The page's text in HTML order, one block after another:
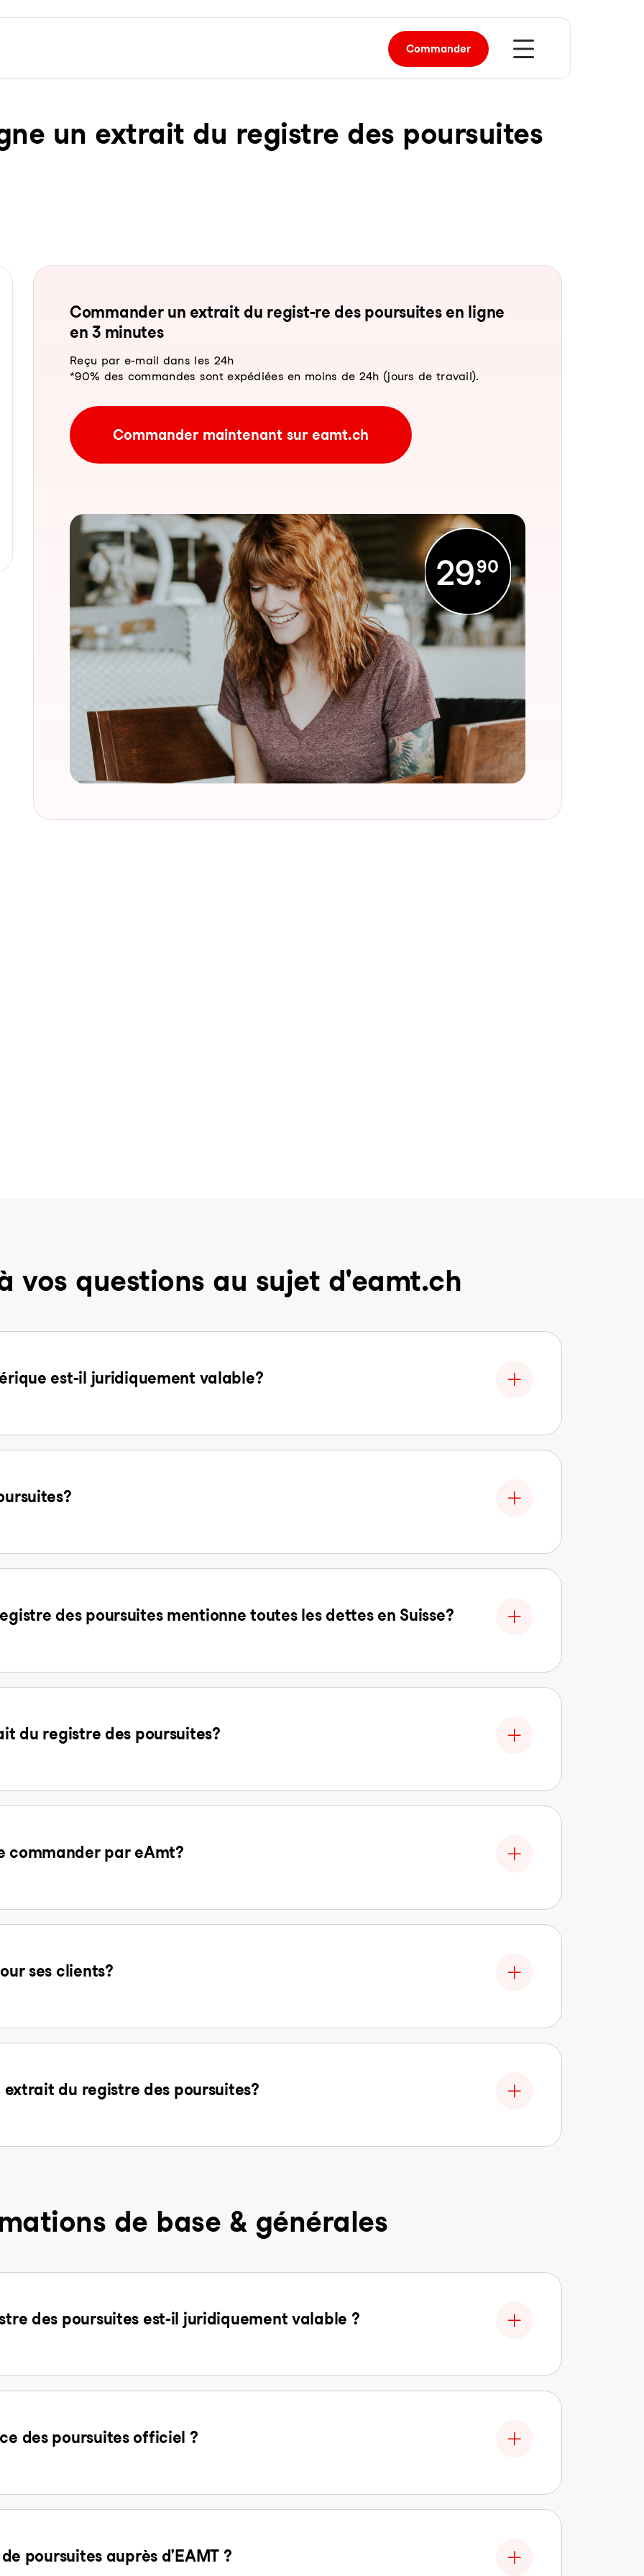
Commander
un ex­trait du re­gist­re des pour­sui­tes
Com­man­der un ex­trait du re­gist-re des pour­sui­tes en li­gne
en 3 mi­nu­tes
Reçu par e-mail dans les 24h
*90% des commandes sont expédiées en moins de 24h (jours de travail).
Commander maintenant sur eamt.ch
vos questions au sujet d'eamt.ch
est-il juridiquement valable?
des poursuites mentionne toutes les dettes en Suisse?
du registre des poursuites?
commander par eAmt?
ses clients?
du registre des poursuites?
de base & générales
des poursuites est-il juridiquement valable ?
des poursuites officiel ?
poursuites auprès d'EAMT ?